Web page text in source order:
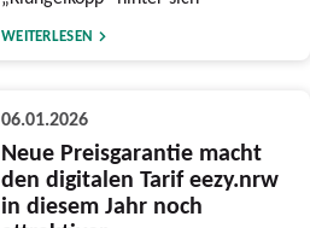
WEITERLESEN
06.01.2026
Neue Preisgarantie macht
den digitalen Tarif eezy.nrw
in diesem Jahr noch